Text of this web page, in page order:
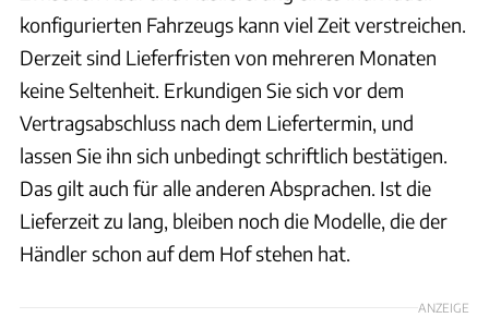
konfigurierten Fahrzeugs kann viel Zeit verstreichen.
Derzeit sind Lieferfristen von mehreren Monaten
keine Seltenheit. Erkundigen Sie sich vor dem
Vertragsabschluss nach dem Liefertermin, und
lassen Sie ihn sich unbedingt schriftlich bestätigen.
Das gilt auch für alle anderen Absprachen. Ist die
Lieferzeit zu lang, bleiben noch die Modelle, die der
Händler schon auf dem Hof stehen hat.
ANZEIGE